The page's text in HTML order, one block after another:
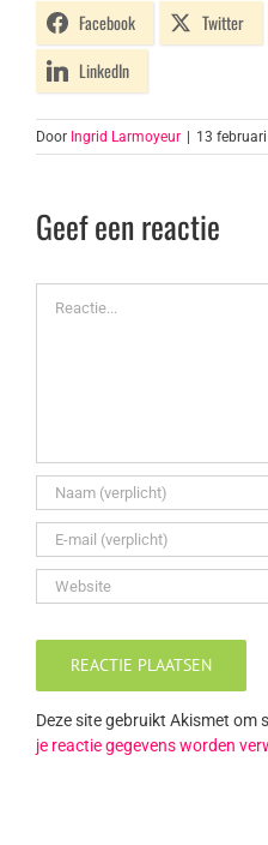
Facebook
Twitter
LinkedIn
Door Ingrid Larmoyeur | 13
Geef een reactie
Deze site gebruikt Akismet om
je reactie gegevens worden